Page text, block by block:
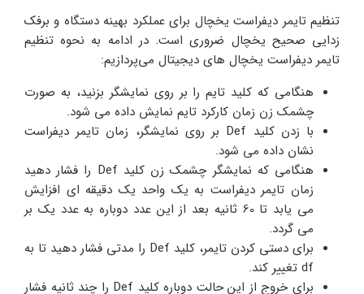
تنظیم تایمر دیفراست یخچال برای عملکرد بهینه دستگاه و برفک
زدایی صحیح یخچال ضروری است. در ادامه به نحوه تنظیم
تایمر دیفراست یخچال‌ های دیجیتال می‌پردازیم:
هنگامی که کلید تایم را بر روی نمایشگر بزنید، به صورت
چشمک زن زمان کارکرد تایم نمایش داده می شود.
با زدن کلید Def بر روی نمایشگر، زمان تایمر دیفراست
نشان داده می شود.
هنگامی که نمایشگر چشمک زن کلید Def را فشار دهید
زمان تایمر دیفراست به یک واحد یک دقیقه ای افزایش
می یابد تا 60 ثانیه بعد از این عدد دوباره به عدد یک بر
می گردد.
برای دستی کردن تایمر، کلید Def را مدتی فشار دهید تا به
df تغییر کند.
برای خروج از این حالت دوباره کلید Def را چند ثانیه فشار